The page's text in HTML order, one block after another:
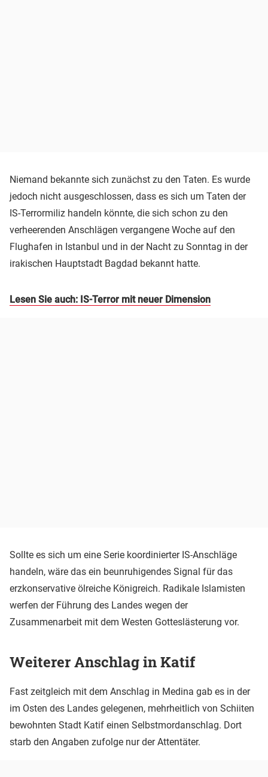
Niemand bekannte sich zunächst zu den Taten. Es wurde
jedoch nicht ausgeschlossen, dass es sich um Taten der
IS-Terrormiliz handeln könnte, die sich schon zu den
verheerenden Anschlägen vergangene Woche auf den
Flughafen in Istanbul und in der Nacht zu Sonntag in der
irakischen Hauptstadt Bagdad bekannt hatte.
Lesen Sie auch: IS-Terror mit neuer Dimension
Sollte es sich um eine Serie koordinierter IS-Anschläge
handeln, wäre das ein beunruhigendes Signal für das
erzkonservative ölreiche Königreich. Radikale Islamisten
werfen der Führung des Landes wegen der
Zusammenarbeit mit dem Westen Gotteslästerung vor.
Weiterer Anschlag in Katif
Fast zeitgleich mit dem Anschlag in Medina gab es in der
im Osten des Landes gelegenen, mehrheitlich von Schiiten
bewohnten Stadt Katif einen Selbstmordanschlag. Dort
starb den Angaben zufolge nur der Attentäter.